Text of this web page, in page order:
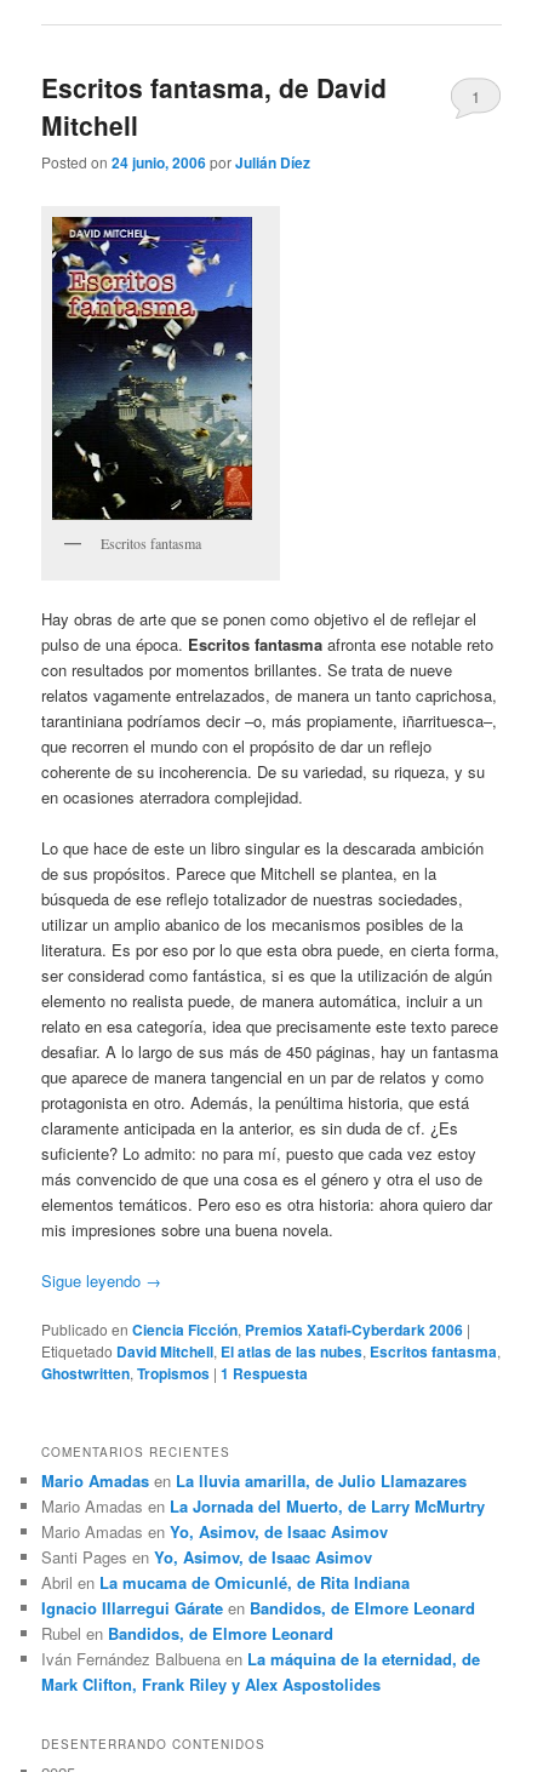
Escritos fantasma, de David
Mitchell
Posted on24 junio, 2006porJulián Díez
1
Escritos fantasma
Hay obras de arte que se ponen como objetivo el de reflejar el
pulso de una época. Escritos fantasma afronta ese notable reto
con resultados por momentos brillantes. Se trata de nueve
relatos vagamente entrelazados, de manera un tanto caprichosa,
tarantiniana podríamos decir –o, más propiamente, iñarrituesca–,
que recorren el mundo con el propósito de dar un reflejo
coherente de su incoherencia. De su variedad, su riqueza, y su
en ocasiones aterradora complejidad.
Lo que hace de este un libro singular es la descarada ambición
de sus propósitos. Parece que Mitchell se plantea, en la
búsqueda de ese reflejo totalizador de nuestras sociedades,
utilizar un amplio abanico de los mecanismos posibles de la
literatura. Es por eso por lo que esta obra puede, en cierta forma,
ser considerad como fantástica, si es que la utilización de algún
elemento no realista puede, de manera automática, incluir a un
relato en esa categoría, idea que precisamente este texto parece
desafiar. A lo largo de sus más de 450 páginas, hay un fantasma
que aparece de manera tangencial en un par de relatos y como
protagonista en otro. Además, la penúltima historia, que está
claramente anticipada en la anterior, es sin duda de cf. ¿Es
suficiente? Lo admito: no para mí, puesto que cada vez estoy
más convencido de que una cosa es el género y otra el uso de
elementos temáticos. Pero eso es otra historia: ahora quiero dar
mis impresiones sobre una buena novela.
Sigue leyendo →
Publicado en Ciencia Ficción, Premios Xatafi-Cyberdark 2006 |
Etiquetado David Mitchell, El atlas de las nubes, Escritos fantasma,
Ghostwritten,Tropismos |1 Respuesta
COMENTARIOS RECIENTES
Mario Amadas en La lluvia amarilla, de Julio Llamazares
Mario Amadas en La Jornada del Muerto, de Larry McMurtry
Mario Amadas enYo, Asimov, de Isaac Asimov
Santi Pages enYo, Asimov, de Isaac Asimov
Abril en La mucama de Omicunlé, de Rita Indiana
Ignacio Illarregui Gárate en Bandidos, de Elmore Leonard
Rubel en Bandidos, de Elmore Leonard
Iván Fernández Balbuena en La máquina de la eternidad, de
Mark Clifton, Frank Riley y Alex Aspostolides
DESENTERRANDO CONTENIDOS